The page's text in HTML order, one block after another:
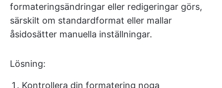
formateringsändringar eller redigeringar görs,
särskilt om standardformat eller mallar
åsidosätter manuella inställningar.
Lösning:
Kontrollera din formatering noga